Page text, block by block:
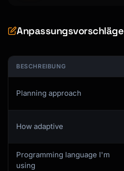
Anpassungsvorschläge
BESCHREIBUNG
Planning approach
How adaptive
Programming language I'm
using